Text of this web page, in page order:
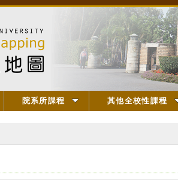
院系所課程 其他全校性課程